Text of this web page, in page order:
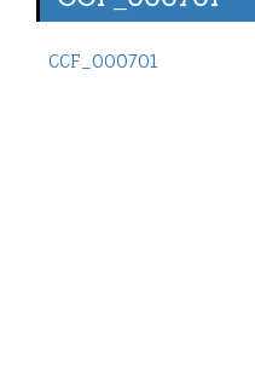
CCF_000701